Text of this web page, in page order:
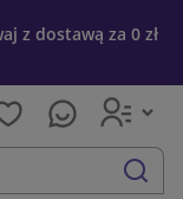
z dostawą za 0 zł
szukaj